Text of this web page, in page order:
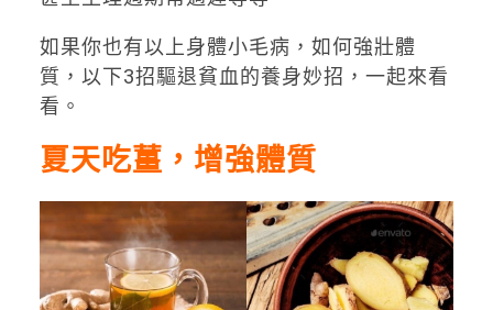
如果你也有以上身體小毛病，如何強壯體
質，以下3招驅退貧血的養身妙招，一起來看
看。
夏天吃薑，增強體質